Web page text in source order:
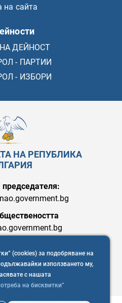
(cookies) за подобряване на
използването му,
с нашата
на бисквитки”
на сайта
ДЕЙНОСТ
- ПАРТИИ
- ИЗБОРИ
НА РЕПУБЛИКА
председателя: